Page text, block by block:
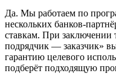
Да. Мы работаем по
нескольких банков-
ставкам. При заключении
подрядчик — заказчик»
гарантию целевого
подберёт подходящую